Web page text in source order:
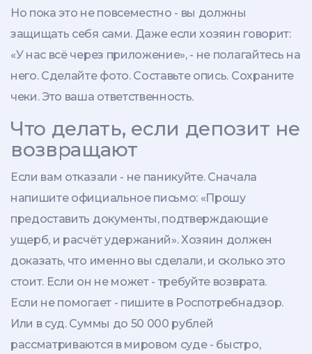
Но пока это не повсеместно - вы должны
защищать себя сами. Даже если хозяин говорит:
«У нас всё через приложение», - не полагайтесь на
него. Сделайте фото. Составьте опись. Сохраните
чеки. Это ваша ответственность.
Что делать, если депозит не
возвращают
Если вам отказали - не паникуйте. Сначала
напишите официальное письмо: «Прошу
предоставить документы, подтверждающие
ущерб, и расчёт удержаний». Хозяин должен
доказать, что именно вы сделали, и сколько это
стоит. Если он не может - требуйте возврата.
Если не помогает - пишите в Роспотребнадзор.
Или в суд. Суммы до 50 000 рублей
рассматриваются в мировом суде - быстро,